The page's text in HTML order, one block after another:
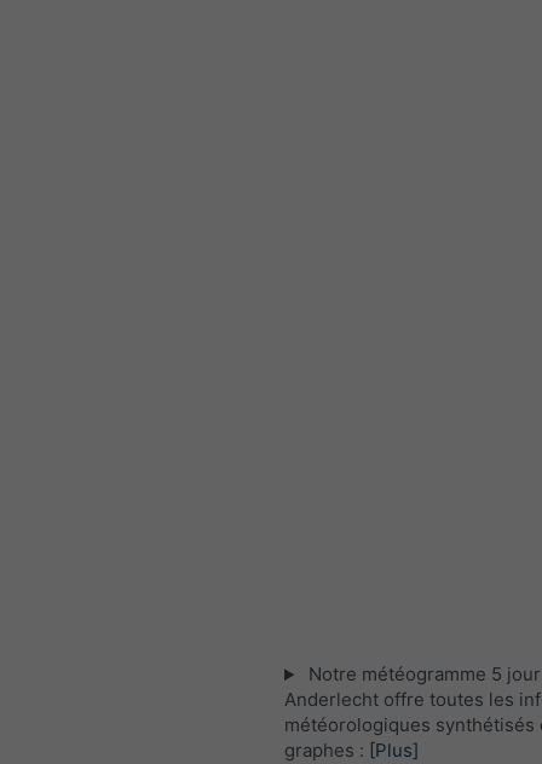
Notre météogramme 5
Anderlecht offre toutes les
météorologiques synthétisés
graphes : [Plus]